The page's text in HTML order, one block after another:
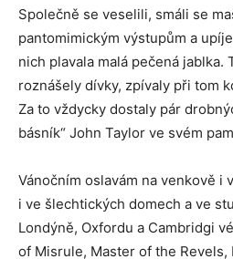
Společně se veselili, smáli se
pantomimickým výstupům a
nich plavala malá pečená jablka.
roznášely dívky, zpívaly při tom
Za to vždycky dostaly pár
básník“ John Taylor ve svém
Vánočním oslavám na venkově i
i ve šlechtických domech a ve
Londýně, Oxfordu a Cambridgi
of Misrule, Master of the